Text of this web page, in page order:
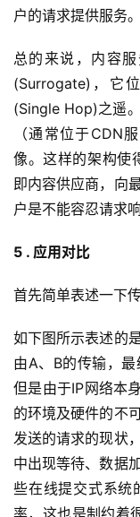
户的请求提供服务。
总的来说，内容
(Surrogate)，它
(Single Hop)之遥
（通常位于CDN
像。这样的架构使
即内容供应商，向
户是不能容忍请求
5 . 应用对比
首先简单表述一下
如下图所示表述的
由A、B的传输，最
但是由于IP网络本
的环境及硬件的不
发送的请求的现状
中出现等待、数据
些在线提交式系统
率，这也是制约着